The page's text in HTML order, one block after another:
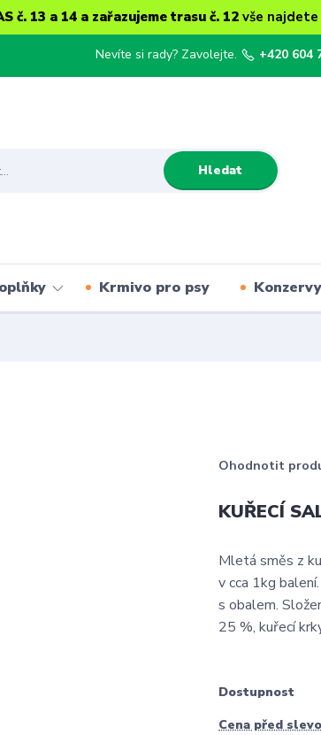
č. 13 a 14 a zařazujeme trasu č. 12 vše najdete
Hledat
Nevíte si rady? Zavolejte. +420 604
Krmivo pro psy Konzervy
Ohodnotit
KUŘECÍ
Mletá směs z
v cca 1kg
s obalem.
25 %, kuřecí
Dostupnost
Cena před